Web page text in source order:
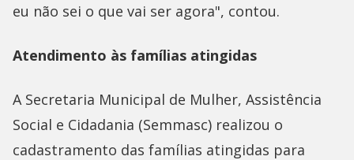
eu não sei o que vai ser agora", contou.
Atendimento às famílias atingidas
A Secretaria Municipal de Mulher, Assistência
Social e Cidadania (Semmasc) realizou o
cadastramento das famílias atingidas para